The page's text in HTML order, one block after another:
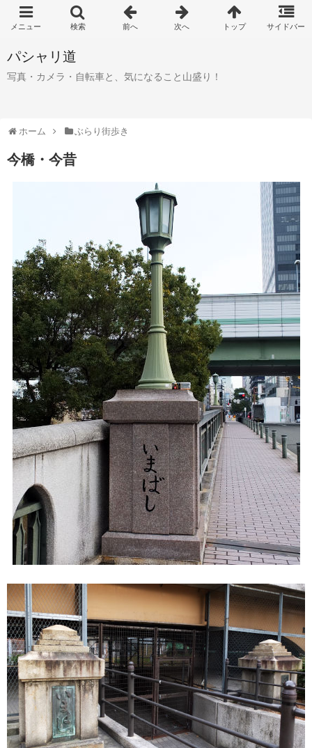
パシャリ道
写真・カメラ・自転車と、気になること山盛り！
ホーム ぶらり街歩き
今橋・今昔